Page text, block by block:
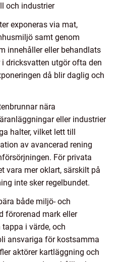
och industrier
exponeras via mat,
samt genom
innehåller eller behandlats
dricksvatten utgör ofta den
då blir daglig och
nära
eller industrier
halter, vilket lett till
av avancerad rening
För privata
vara mer oklart, särskilt på
inte sker regelbundet.
både miljö- och
förorenad mark eller
i värde, och
ansvariga för kostsamma
aktörer kartläggning och